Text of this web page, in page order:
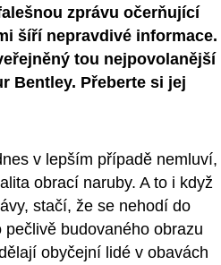
zprávu očerňující
šíří nepravdivé informace.
tou nejpovolanější
Bentley. Přeberte si jej
v lepším případě nemluví,
obrací naruby. A to i když
stačí, že se nehodí do
budovaného obrazu
obyčejní lidé v obavách